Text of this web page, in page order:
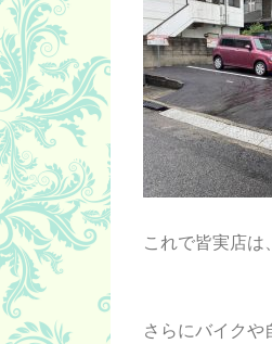
これで皆実店は
さらにバイク